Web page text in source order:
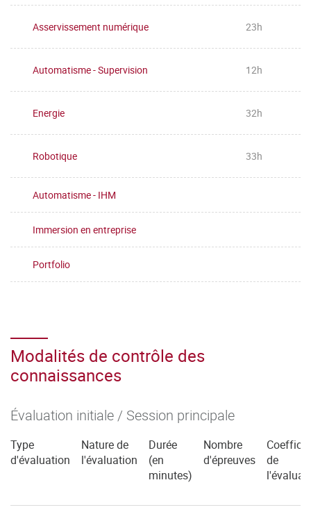
Asservissement numérique 23h
Automatisme - Supervision 12h
Energie 32h
Robotique 33h
Automatisme - IHM
Immersion en entreprise
Portfolio
Modalités de contrôle des
connaissances
Évaluation initiale / Session principale
Type
d'évaluation
Nature de
l'évaluation
Durée
(en
minutes)
Nombre
d'épreuves
de